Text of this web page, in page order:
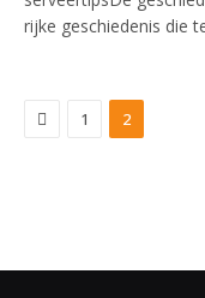
rijke geschiedenis die
Previous
1 2